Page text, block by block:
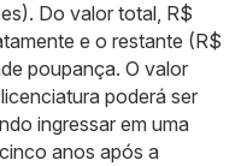
Do valor total, R$
e o restante (R$
poupança. O valor
poderá ser
ingressar em uma
anos após a